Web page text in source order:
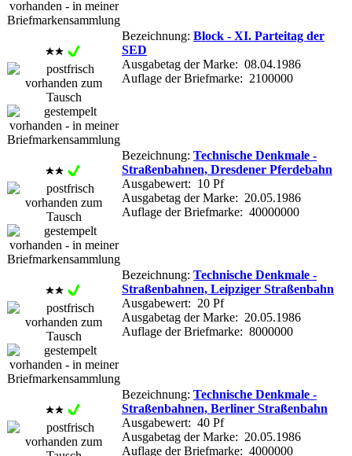
Bezeichnung: Block - XI. Parteitag der
SED
Ausgabetag der Marke: 08.04.1986
Auflage der Briefmarke: 2100000
Bezeichnung: Technische Denkmale -
Straßenbahnen, Dresdener Pferdebahn
Ausgabewert: 10 Pf
Ausgabetag der Marke: 20.05.1986
Auflage der Briefmarke: 40000000
Bezeichnung: Technische Denkmale -
Straßenbahnen, Leipziger Straßenbahn
Ausgabewert: 20 Pf
Ausgabetag der Marke: 20.05.1986
Auflage der Briefmarke: 8000000
Bezeichnung: Technische Denkmale -
Straßenbahnen, Berliner Straßenbahn
Ausgabewert: 40 Pf
Ausgabetag der Marke: 20.05.1986
Auflage der Briefmarke: 4000000